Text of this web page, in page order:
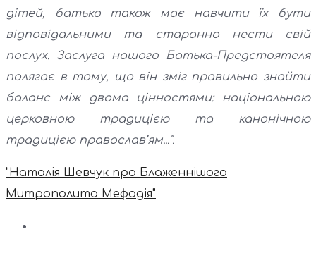
дітей, батько також має навчити їх бути
відповідальними та старанно нести свій
послух. Заслуга нашого Батька-Предстоятеля
полягає в тому, що він зміг правильно знайти
баланс між двома цінностями: національною
церковною традицією та канонічною
традицією православ’ям...".
"Наталія Шевчук про Блаженнішого
Митрополита Мефодія"